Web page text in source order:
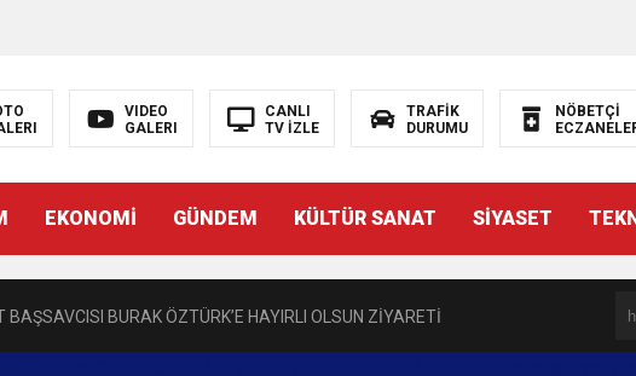
VIDEO
GALERI
CANLI
TV İZLE
TRAFİK
DURUMU
NÖBETÇİ
EKONOMİ GÜNDEM KÜLTÜR SANAT SİYASET
BAŞSAVCISI BURAK ÖZTÜRK’E HAYIRLI OLSUN ZİYARETİ